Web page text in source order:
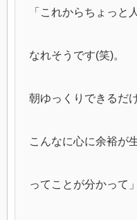
「これからちょっと
なれそうです(笑)。
朝ゆっくりできるだ
こんなに心に余裕が
ってことが分かって」